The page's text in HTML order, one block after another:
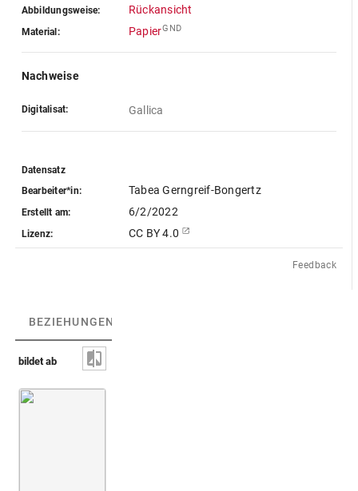
Abbildungsweise: Rückansicht
Material: PapierGND
Nachweise
Digitalisat: Gallica
Datensatz
Bearbeiter*in:
Tabea Gerngreif-Bongertz
Erstellt am: 6/2/2022
Lizenz: CC BY 4.0
Feedback
BEZIEHUNGEN
bildet ab